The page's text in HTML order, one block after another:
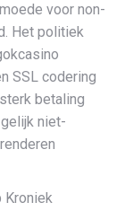
voor non-
Het politiek
SSL codering
betaling
niet-
Kroniek